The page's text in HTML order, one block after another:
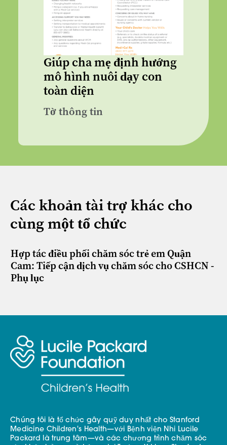
Giúp cha mẹ định hướng
mô hình nuôi dạy con
toàn diện
Tờ thông tin
Các khoản tài trợ khác cho
cùng một tổ chức
Hợp tác điều phối chăm sóc trẻ em Quận
Cam: Tiếp cận dịch vụ chăm sóc cho CSHCN -
Phụ lục
Chúng tôi là tổ chức gây quỹ duy nhất cho Stanford
Medicine Children's Health—với Bệnh viện Nhi Lucile
Packard là trung tâm—và các chương trình chăm sóc